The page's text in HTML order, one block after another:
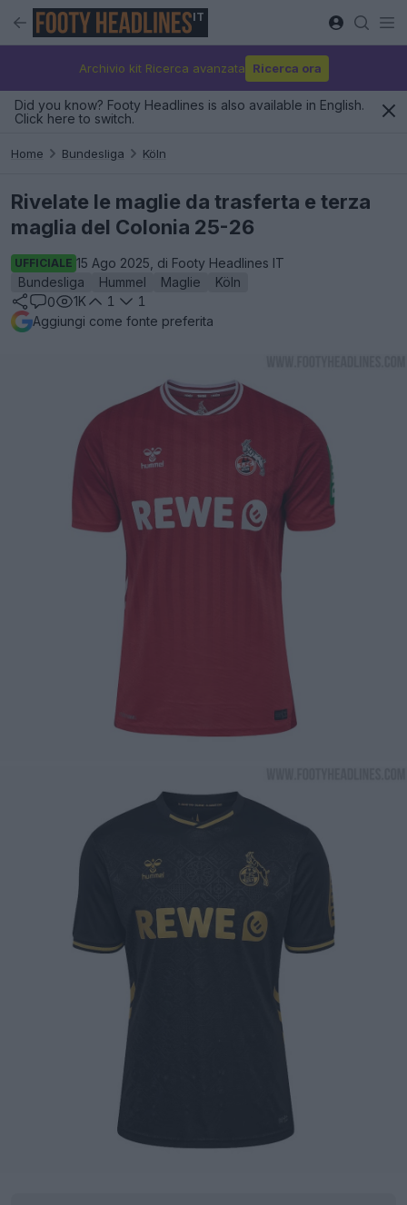
IT
Archivio kit Ricerca avanzata Ricerca ora
Did you know? Footy Headlines is also available in English.
Click here to switch.
Home Bundesliga Köln
Rivelate le maglie da trasferta e terza
maglia del Colonia 25-26
UFFICIALE 15 Ago 2025, di Footy Headlines IT
Bundesliga
Hummel Maglie
Köln
0
1K 1
1
Aggiungi come fonte preferita